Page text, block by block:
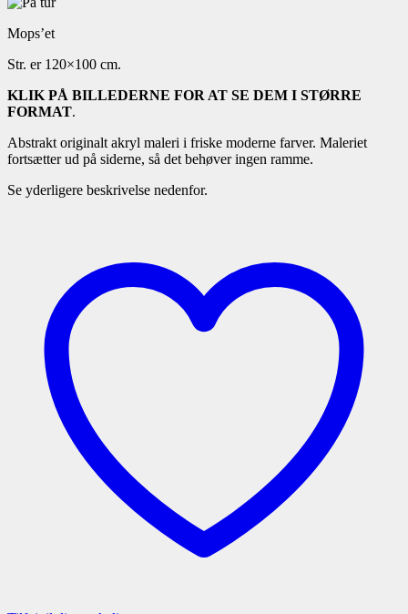
Mops’et
Str. er 120×100 cm.
KLIK PÅ BILLEDERNE FOR AT SE DEM I STØRRE
FORMAT.
Abstrakt originalt akryl maleri i friske moderne farver. Maleriet
fortsætter ud på siderne, så det behøver ingen ramme.
Se yderligere beskrivelse nedenfor.